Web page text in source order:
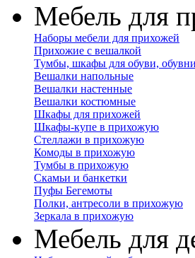
Мебель для
Наборы мебели для прихожей
Прихожие с вешалкой
Тумбы, шкафы для обуви,
Вешалки напольные
Вешалки настенные
Вешалки костюмные
Шкафы для прихожей
Шкафы-купе в прихожую
Стеллажи в прихожую
Комоды в прихожую
Тумбы в прихожую
Скамьи и банкетки
Пуфы Бегемоты
Полки, антресоли в прихожую
Зеркала в прихожую
Мебель для